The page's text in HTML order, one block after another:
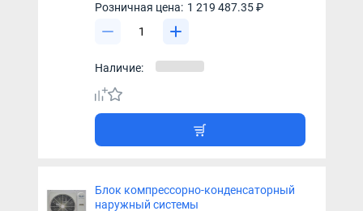
Розничная цена: 1 219 487.35 ₽
Наличие:
Блок компрессорно-конденсаторный
наружный системы